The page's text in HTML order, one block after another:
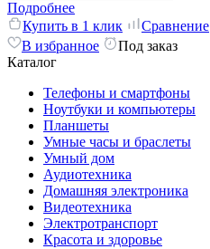
Подробнее
Купить в 1 клик
Сравнение
В избранное
Под заказ
Каталог
Телефоны и смартфоны
Ноутбуки и компьютеры
Планшеты
Умные часы и браслеты
Умный дом
Аудиотехника
Домашняя электроника
Видеотехника
Электротранспорт
Красота и здоровье